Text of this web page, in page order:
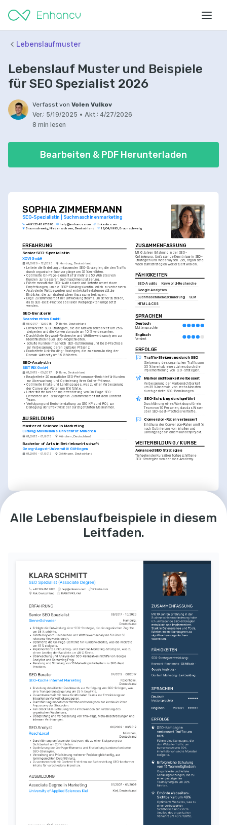
Lebenslaufmuster
Lebenslauf Muster und Beispiele
für SEO Spezialist 2026
Verfasst von Volen Vulkov
Ver.: 5/19/2025 • Akt.: 4/27/2026
8 min lesen
Bearbeiten & PDF Herunterladen
SOPHIA ZIMMERMANN
SEO-Spezialistin | Suchmaschinenmarketing
+49 123 456 7890 help@enhancv.com linkedin.com
Braunschweig, Niedersachsen, Deutschland 18/04/1993, Braunschweig
ERFAHRUNG
Senior SEO-Spezialistin
XOVI GmbH
01/2020 - 12/2023 Hamburg, Deutschland
• Leitete die Erstellung umfassender SEO-Strategien, die den Traffic
durch organische Suchvorgänge um 35 % erhöhten.
• Optimierte On-Page-Elemente für mehr als 50 Websites von
Kunden zur besseren Suchmaschinenplatzierung.
• Führte monatliche SEO-Audits durch und lieferte umsetzbare
Empfehlungen, um die SERP-Rankings kontinuierlich zu verbessern.
• Analysierte Wettbewerber und entwickelte datengestützte
Einblicke, die zur strategischen Anpassung beitrugen.
• Enge Zusammenarbeit mit Entwicklungsteams, um sicherzustellen,
dass SEO-Best-Practices bei allen Webprojekten umgesetzt
werden.
SEO-Beraterin
Searchmetrics GmbH
06/2017 - 12/2019 Berlin, Deutschland
• Entwickelte SEO-Strategien, die die Markensichtbarkeit um 25 %
steigerten und die Konversionsrate um 10 % verbesserten.
• Durchführte Keyword-Recherche und Wettbewerbsanalysen zur
Identifikation neuer SEO-Möglichkeiten.
• Schulte Kunden im Bereich SEO-Optimierung und Best-Practices
zur Verbesserung deren digitalen Präsenz.
• Erarbeitete Link-Building-Strategien, die zu einem Anstieg der
Domain-Authority um 15 % führten.
SEO-Analystin
SISTRIX GmbH
01/2015 - 05/2017 Bonn, Deutschland
• Bearbeitete 20 monatliche SEO-Performance-Berichte für Kunden
zur Überwachung und Optimierung ihrer Online-Präsenz.
• Optimierte Inhalte und Landingpages, was zu einer Verbesserung
der Conversion-Raten um 8 % führte.
• Unterstützte bei der Implementierung von On-Page-SEO-
Elementen und -Strategien in Zusammenarbeit mit dem Content-
Team.
• Verfolgung und Berichterstattung zu SEO KPIs und ROI, zur
Darlegung der Effektivität der durchgeführten Maßnahmen.
AUSBILDUNG
Master of Science in Marketing
Ludwig-Maximilians-Universität München
01/2013 - 01/2015 München, Deutschland
Bachelor of Arts in Betriebswirtschaft
Georg-August-Universität Göttingen
01/2010 - 01/2013 Göttingen, Deutschland
ZUSAMMENFASSUNG
Mit 6 Jahren Erfahrung in der SEO-
Optimierung. Umfassende Kenntnisse in SEO-
Strategien und Webanalysen. Ziel, organische
Wachstumsstrategien weiterzuentwickeln.
FÄHIGKEITEN
SEO-Audits Keyword-Recherche
Google Analytics
Suchmaschinenoptimierung
SEM
HTML & CSS
SPRACHEN
Deutsch
Muttersprachler
Englisch
Versiert
ERFOLGE
Traffic-Steigerung durch SEO
Steigerung des organischen Traffics um
35 % innerhalb eines Jahres durch die
Implementierung von SEO-Strategien.
Markensichtbarkeit verbessert
Verbesserung der Markensichtbarkeit
um 25 % innerhalb von sechs Monaten
durch gezielte SEO-Bemühungen.
SEO-Schulung durchgeführt
Durchführung eines Workshops für ein
Team von 10 Personen, das das Wissen
über SEO-Best-Practices vertiefte.
Conversion-Raten verbessert
Erhöhung der Conversion-Raten um 8 %
nach Optimierung von Inhalten und
Landingpages in einem Kundenprojekt.
WEITERBILDUNG / KURSE
Advanced SEO Strategies
Tiefgehender Kurs über fortgeschrittene
SEO-Strategien von der Moz Academy.
SEO und digitales
Marketing
Suche ständig nach neuen
Content Creation
Leidenschaft für das Erstellen
von hochwertigem und
Plattformen.
SEO-Techniken für Webentwickler
Online-Kurs über SEO-Techniken, speziell für
Entwickler, von SEMrush.
Alle Lebenslaufbeispiele in diesem
Leitfaden.